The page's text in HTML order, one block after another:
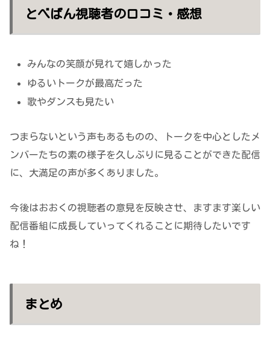
とべばん視聴者の口コミ・感想
みんなの笑顔が見れて嬉しかった
ゆるいトークが最高だった
歌やダンスも見たい
つまらないという声もあるものの、トークを中心としたメ
ンバーたちの素の様子を久しぶりに見ることができた配信
に、大満足の声が多くありました。
今後はおおくの視聴者の意見を反映させ、ますます楽しい
配信番組に成長していってくれることに期待したいです
ね！
まとめ